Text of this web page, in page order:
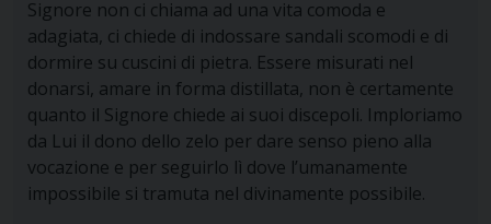
Signore non ci chiama ad una vita comoda e
adagiata, ci chiede di indossare sandali scomodi e di
dormire su cuscini di pietra. Essere misurati nel
donarsi, amare in forma distillata, non è certamente
quanto il Signore chiede ai suoi discepoli. Imploriamo
da Lui il dono dello zelo per dare senso pieno alla
vocazione e per seguirlo lì dove l’umanamente
impossibile si tramuta nel divinamente possibile.